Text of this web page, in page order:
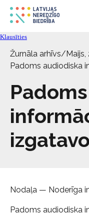
Rehabilitation
Technical aids
News
Services
About the
Klausīties
Žurnāla arhīvs/Maijs,
Padoms audiodiska
Nodaļa — Noderīga
Padoms audiodiska